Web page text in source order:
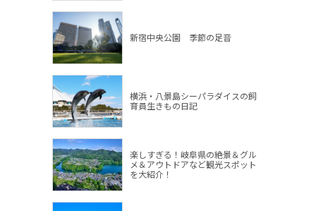
新宿中央公園 季節の足音
横浜・八景島シーパラダイスの飼
育員生きもの日記
楽しすぎる！岐阜県の絶景＆グル
メ＆アウトドアなど観光スポット
を大紹介！